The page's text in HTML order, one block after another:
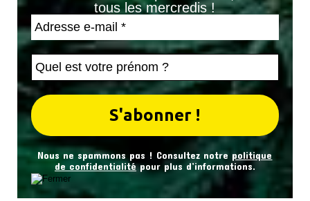
tous les mercredis !
Nous ne spammons pas ! Consultez notre politique
de confidentialitépour plus d’informations.